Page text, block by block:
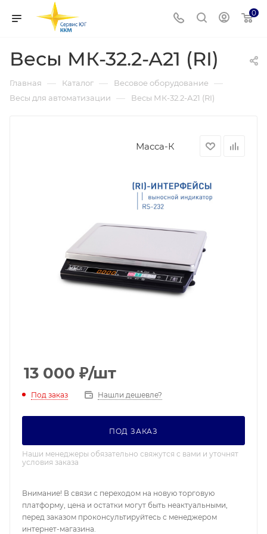
0
Весы МК-32.2-А21 (RI)
Главная — Каталог — Весовое оборудование —
Весы для автоматизации — Весы МК-32.2-А21 (RI)
Масса-К
13 000 ₽/шт
Под заказ Нашли дешевле?
ПОД ЗАКАЗ
Наши менеджеры обязательно свяжутся с вами и уточнят
условия заказа
Внимание! В связи с переходом на новую торговую
платформу, цена и остатки могут быть неактуальными,
перед заказом проконсультируйтесь с менеджером
интернет-магазина.